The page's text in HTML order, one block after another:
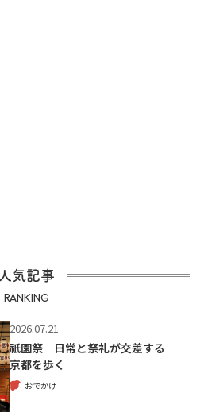
人気記事
RANKING
2026.07.21
祇園祭 日常と祭礼が交差する
京都を歩く
おでかけ